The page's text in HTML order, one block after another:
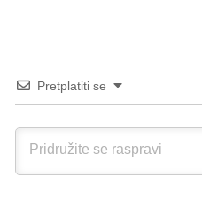
Pretplatiti se